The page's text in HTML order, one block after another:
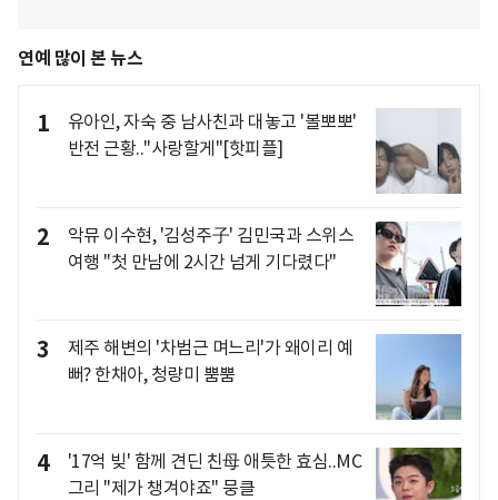
연예 많이 본 뉴스
1
유아인, 자숙 중 남사친과 대놓고 '볼뽀뽀'
반전 근황.."사랑할게"[핫피플]
2
악뮤 이수현, '김성주子' 김민국과 스위스
여행 "첫 만남에 2시간 넘게 기다렸다"
3
제주 해변의 '차범근 며느리'가 왜이리 예
뻐? 한채아, 청량미 뿜뿜
4
'17억 빚' 함께 견딘 친母 애틋한 효심..MC
그리 "제가 챙겨야죠" 뭉클